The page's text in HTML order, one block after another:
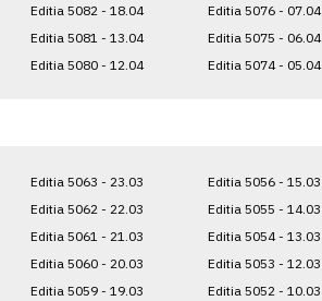
Editia 5082 - 18.04
Editia 5081 - 13.04
Editia 5080 - 12.04
Editia 5076 - 07.04
Editia 5075 - 06.04
Editia 5074 - 05.04
Editia 5063 - 23.03
Editia 5062 - 22.03
Editia 5061 - 21.03
Editia 5060 - 20.03
Editia 5059 - 19.03
Editia 5056 - 15.03
Editia 5055 - 14.03
Editia 5054 - 13.03
Editia 5053 - 12.03
Editia 5052 - 10.03